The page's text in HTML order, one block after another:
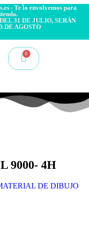
- Te lo envolvemos para
31 DE JULIO, SERÁN
DE AGOSTO
9000- 4H
DE DIBUJO